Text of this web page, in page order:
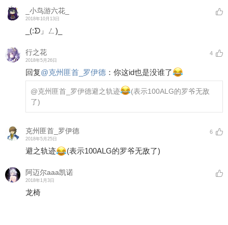
_小鸟游六花_
2018年10月13日
_(:ᗤ」ㄥ)_
行之花
2018年5月26日
4
回复@克州匪首_罗伊德 ： 你这id也是没谁了
@克州匪首_罗伊德避之轨迹
(表示100ALG的罗爷无敌
了)
克州匪首_罗伊德
2018年5月25日
6
避之轨迹 (表示100ALG的罗爷无敌了)
阿迈尔aaa凯诺
2018年1月3日
龙椅